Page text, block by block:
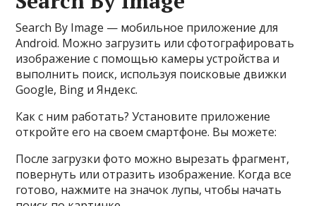
Search By Image — мобильное приложение для
Android. Можно загрузить или сфотографировать
изображение с помощью камеры устройства и
выполнить поиск, используя поисковые движки
Google, Bing и Яндекс.
Как с ним работать? Установите приложение
откройте его на своем смартфоне. Вы можете:
После загрузки фото можно вырезать фрагмент,
повернуть или отразить изображение. Когда все
готово, нажмите на значок лупы, чтобы начать